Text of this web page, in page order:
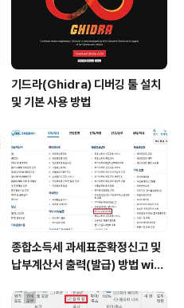
기드라(Ghidra) 디버깅 툴 설치
및 기본 사용 방법
종합소득세 과세표준확정신고 및
납부계산서 출력(발급) 방법 with